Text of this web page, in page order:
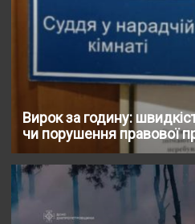
Вирок за годину:
чи порушення правової